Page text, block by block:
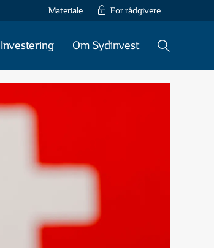
Materiale For rådgivere
Investering Om Sydinvest